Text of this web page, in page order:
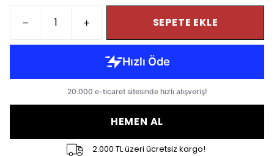
SEPETE EKLE
HEMEN AL
2.000 TL üzeri ücretsiz kargo!